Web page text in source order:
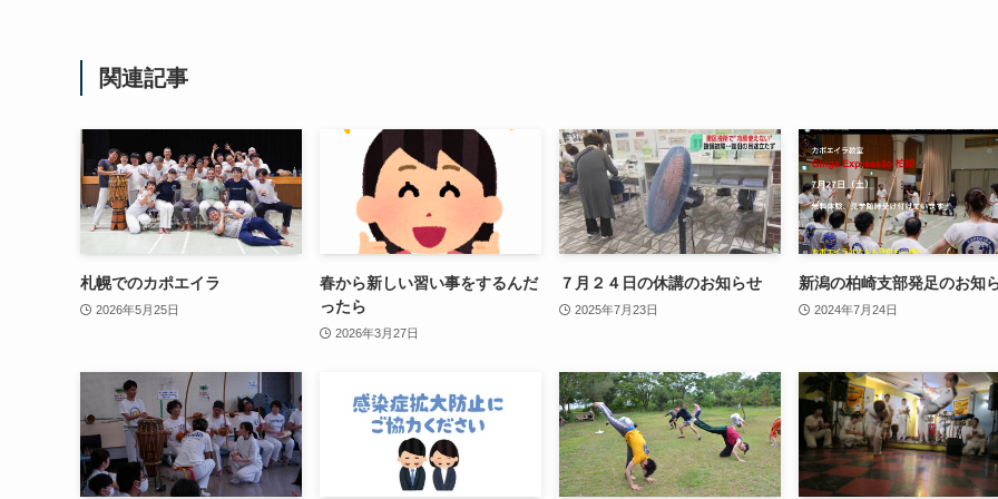
関連記事
札幌でのカポエイラ
2026年5月25日
春から新しい習い事をするんだ
ったら
2026年3月27日
７月２４日の休講のお知らせ
2025年7月23日
新潟の柏崎支部発足のお知
2024年7月24日